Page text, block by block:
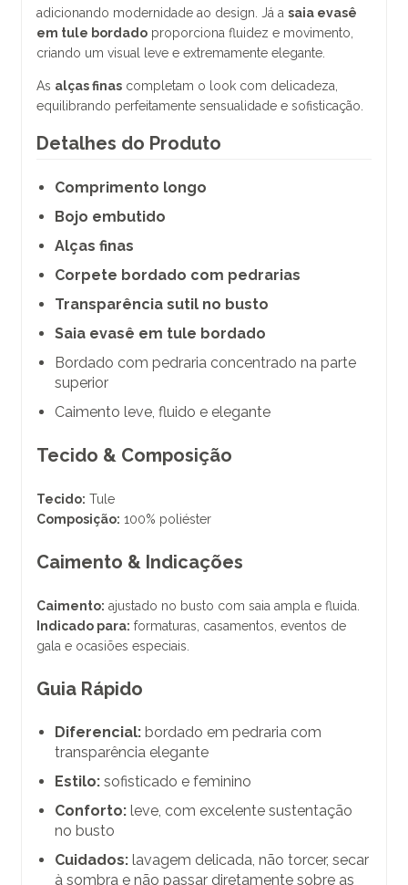
adicionando modernidade ao design. Já a saia evasê
em tule bordado proporciona fluidez e movimento,
criando um visual leve e extremamente elegante.
As alças finas completam o look com delicadeza,
equilibrando perfeitamente sensualidade e sofisticação.
Detalhes do Produto
Comprimento longo
Bojo embutido
Alças finas
Corpete bordado com pedrarias
Transparência sutil no busto
Saia evasê em tule bordado
Bordado com pedraria concentrado na parte
superior
Caimento leve, fluido e elegante
Tecido & Composição
Tecido: Tule
Composição: 100% poliéster
Caimento & Indicações
Caimento: ajustado no busto com saia ampla e fluida.
Indicado para: formaturas, casamentos, eventos de
gala e ocasiões especiais.
Guia Rápido
Diferencial: bordado em pedraria com
transparência elegante
Estilo: sofisticado e feminino
Conforto: leve, com excelente sustentação
no busto
Cuidados: lavagem delicada, não torcer, secar
à sombra e não passar diretamente sobre as